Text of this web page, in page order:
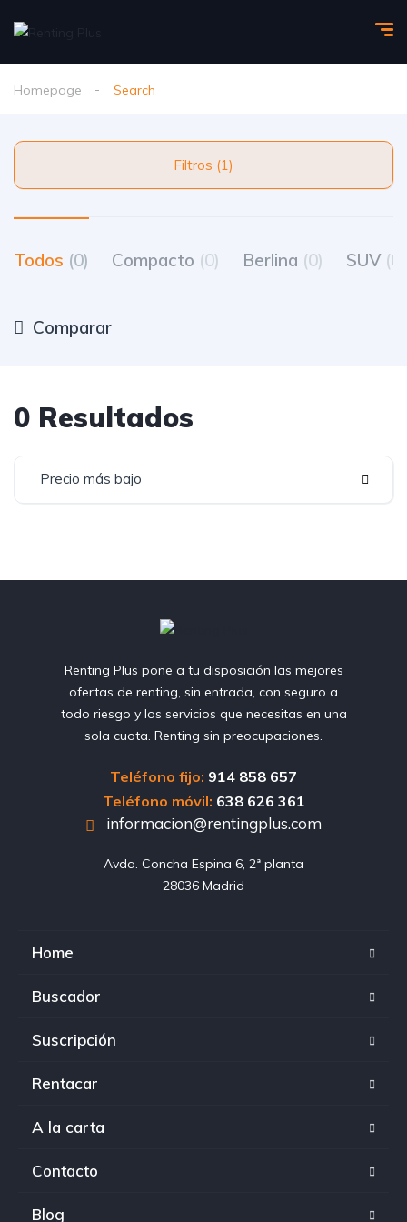
Homepage Search
Filtros (1)
Todos (0) Compacto (0) Berlina (0) SUV (0)
Comparar
0 Resultados
Precio más bajo
Renting Plus pone a tu disposición las mejores
ofertas de renting, sin entrada, con seguro a
todo riesgo y los servicios que necesitas en una
sola cuota. Renting sin preocupaciones.
Teléfono fijo: 914 858 657
Teléfono móvil: 638 626 361
informacion@rentingplus.com
Avda. Concha Espina 6, 2ª planta
28036 Madrid
Home
Buscador
Suscripción
Rentacar
A la carta
Contacto
Blog